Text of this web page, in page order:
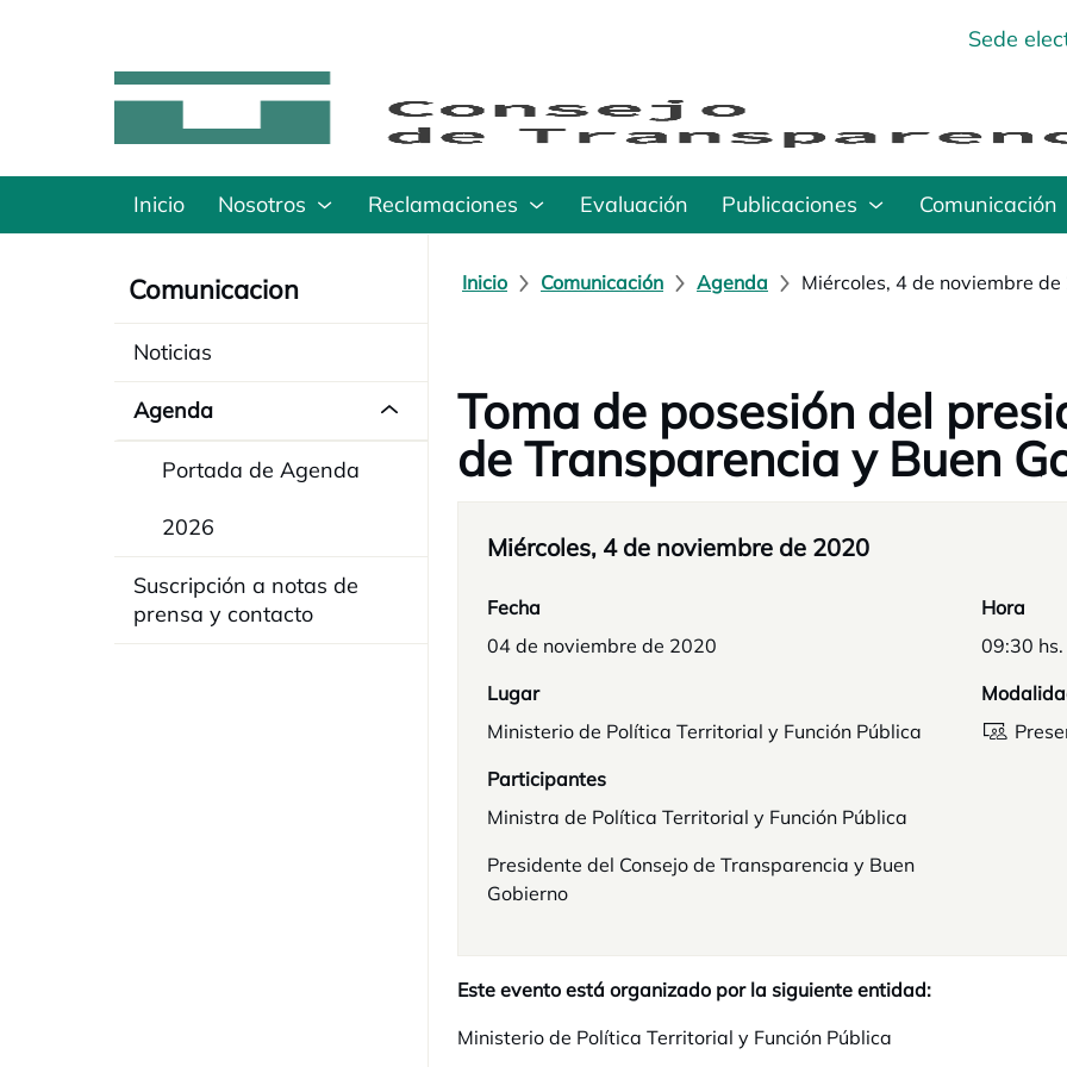
Sede
Inicio Nosotros Reclamaciones Evaluación Publicaciones Comunicación
Comunicacion
Noticias
Agenda
Portada de Agenda
2026
Suscripción a notas de
prensa y contacto
Inicio Comunicación Agenda Miércoles, 4 de noviembre
Toma de posesión del
de Transparencia y Buen
Miércoles, 4 de noviembre de 2020
Fecha
04 de noviembre de 2020
Hora
09:30 hs.
Lugar
Ministerio de Política Territorial y Función Pública
Participantes
Ministra de Política Territorial y Función Pública
Presidente del Consejo de Transparencia y Buen
Gobierno
Este evento está organizado por la siguiente entidad:
Ministerio de Política Territorial y Función Pública